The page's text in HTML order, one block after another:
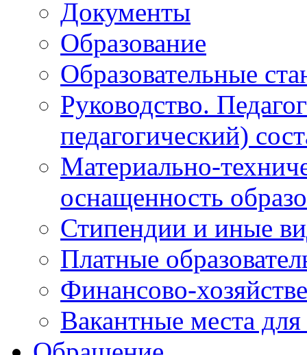
Документы
Образование
Образовательные
Руководство.
педагогический)
Материально-
оснащенность
Стипендии и иные
Платные
Финансово-
Вакантные места